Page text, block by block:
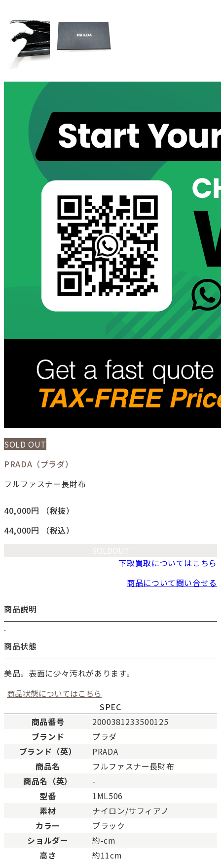
SOLD OUT
PRADA（プラダ）
フルファスナー長財布
40,000円
（税抜）
44,000円
（税込）
下取買取についてはこちら
商品について問い合せる
商品説明
.
商品状態
美品。表面に少々汚れがあります。
商品状態についてはこちら
未使用 展示品などの未使用品。
SAランク 未使用同様品。数回使用
Aランク
ABランク少々使用感はありますが、
Bランク 一般的な使用感があり、傷
BCランク とても使用感のある商品。
Cランク
SPEC
商品番号
2000381233500125
ブランド
プラダ
ブランド（英）
PRADA
商品名
フルファスナー長財布
商品名（英）
-
型番
1ML506
素材
ナイロン/サフィアノ
カラー
ブラック
ショルダー
約-cm
高さ
約11cm